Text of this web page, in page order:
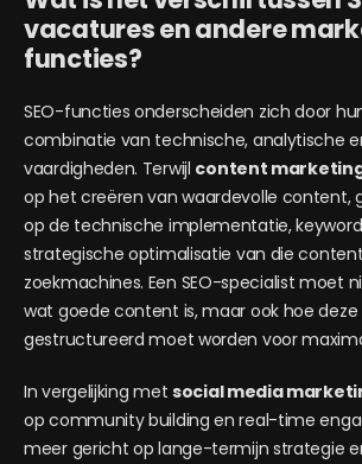
vacatures en andere
functies?
SEO-functies onderscheiden zich door
combinatie van technische, analytische
vaardigheden. Terwijl content
op het creëren van waardevolle content,
op de technische implementatie,
strategische optimalisatie van die
zoekmachines. Een SEO-specialist moet
wat goede content is, maar ook hoe
gestructureerd moet worden voor
In vergelijking met social media
op community building en real-time
meer gericht op lange-termijn strategie